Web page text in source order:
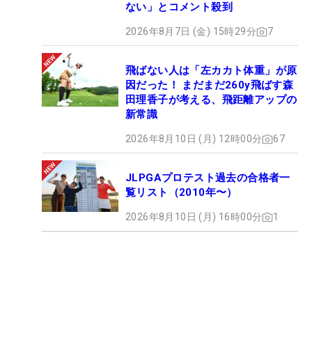
ない」とコメント殺到
2026年8月7日 (金) 15時29分 7
飛ばない人は「左カカト体重」が原
因だった！ まだまだ260y飛ばす森
田理香子が考える、飛距離アップの
新常識
2026年8月10日 (月) 12時00分 67
JLPGAプロテスト過去の合格者一
覧リスト（2010年〜）
2026年8月10日 (月) 16時00分 1